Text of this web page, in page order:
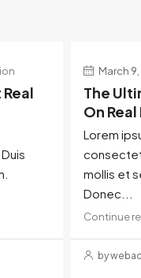
March
The
On
Lorem
mollis et
Donec...
Continue
by